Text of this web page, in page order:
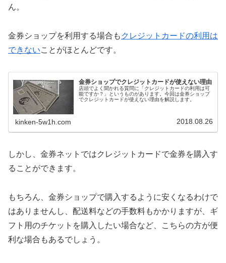
ん。
金券ショップを利用する場合も クレジットカードの利用は
できないことがほとんどです。
金券ショップでクレジットカードが使えない理由
店頭でよく聞かれる質問に「クレジットカードの利用は可
能ですか？」というものがあります。今回は金券ショップ
でクレジットカードが使えない理由を解説します。
kinken-5w1h.com 2018.08.26
しかし、金券ネットではクレジットカードで金券を購入す
ることができます。
もちろん、金券ショップで購入するように安くなるわけで
はありませんし、配送料などの手数料もかかりますが、ギ
フト用のチケットを購入したい場合など、こちらの方が便
利な場合もあるでしょう。